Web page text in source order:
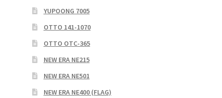
YUPOONG 7005
OTTO 141-1070
OTTO OTC-365
NEW ERA NE215
NEW ERA NE501
NEW ERA NE400 (FLAG)